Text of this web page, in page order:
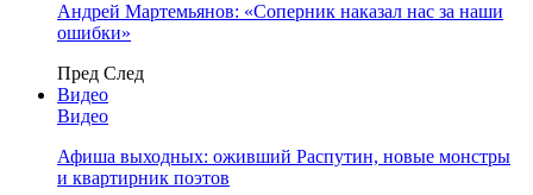
Андрей Мартемьянов: «Соперник наказал нас за наши
ошибки»
Пред След
Видео
Видео
Афиша выходных: оживший Распутин, новые монстры
и квартирник поэтов